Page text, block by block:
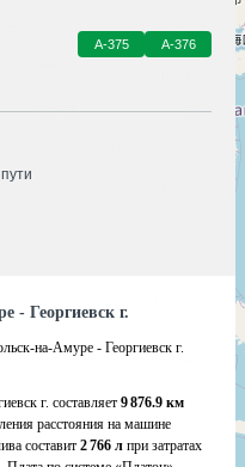
А-375 А-376
- Георгиевск г.
на-Амуре - Георгиевск г.
г. составляет 9 876.9 км
расстояния на машине
составит 2 766 л при затратах